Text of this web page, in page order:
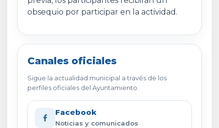
obsequio por participar en la actividad.
Canales oficiales
Sigue la actualidad municipal a través de los
perfiles oficiales del Ayuntamiento.
Facebook
Noticias y comunicados